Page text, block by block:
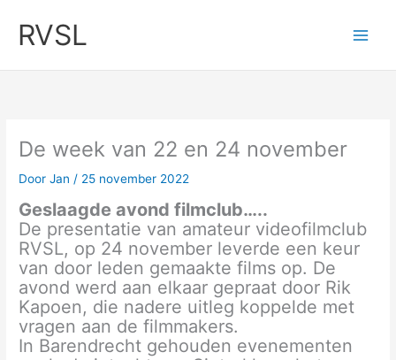
naar
inhoud
RVSL
De week van 22 en 24 november
DoorJan/ 25 november 2022
Geslaagde avond filmclub…..
De presentatie van amateur videofilmclub
RVSL, op 24 november leverde een keur
van door leden gemaakte films op. De
avond werd aan elkaar gepraat door Rik
Kapoen, die nadere uitleg koppelde met
vragen aan de filmmakers.
In Barendrecht gehouden evenementen